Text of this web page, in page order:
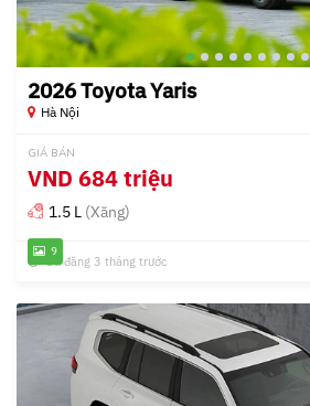
9
2026 Toyota Yaris
Hà Nội
GIÁ BÁN
VND 684 triệu
1.5 L (Xăng)
Đã đăng 3 tháng trước